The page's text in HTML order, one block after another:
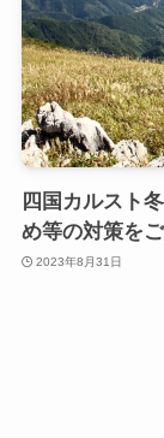
四国カルスト
め等の対策をご
2023年8月31日